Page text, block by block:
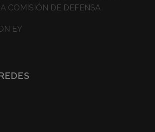
COMISIÓN DE DEFENSA
EY